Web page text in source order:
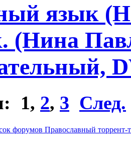
язык
(Нина
​ный,
1, 2, 3 След.
форумов Православный торрент-